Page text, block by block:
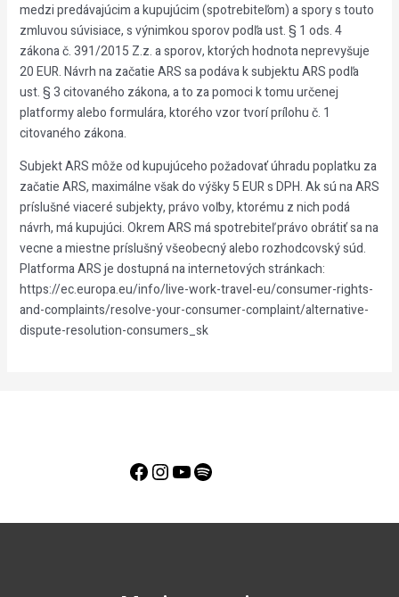
medzi predávajúcim a kupujúcim (spotrebiteľom) a spory s touto
zmluvou súvisiace, s výnimkou sporov podľa ust. § 1 ods. 4
zákona č. 391/2015 Z.z. a sporov, ktorých hodnota neprevyšuje
20 EUR. Návrh na začatie ARS sa podáva k subjektu ARS podľa
ust. § 3 citovaného zákona, a to za pomoci k tomu určenej
platformy alebo formulára, ktorého vzor tvorí prílohu č. 1
citovaného zákona.
Subjekt ARS môže od kupujúceho požadovať úhradu poplatku za
začatie ARS, maximálne však do výšky 5 EUR s DPH. Ak sú na ARS
príslušné viaceré subjekty, právo voľby, ktorému z nich podá
návrh, má kupujúci. Okrem ARS má spotrebiteľ právo obrátiť sa na
vecne a miestne príslušný všeobecný alebo rozhodcovský súd.
Platforma ARS je dostupná na internetových stránkach:
https://ec.europa.eu/info/live-work-travel-eu/consumer-rights-
and-complaints/resolve-your-consumer-complaint/alternative-
dispute-resolution-consumers_sk